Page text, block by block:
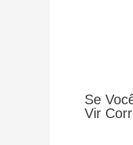
Se
Vir